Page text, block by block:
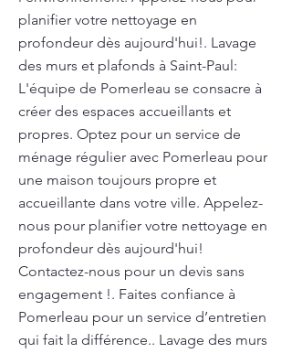
planifier votre nettoyage en
profondeur dès aujourd'hui!. Lavage
des murs et plafonds à Saint-Paul:
L'équipe de Pomerleau se consacre à
créer des espaces accueillants et
propres. Optez pour un service de
ménage régulier avec Pomerleau pour
une maison toujours propre et
accueillante dans votre ville. Appelez-
nous pour planifier votre nettoyage en
profondeur dès aujourd'hui!
Contactez-nous pour un devis sans
engagement !. Faites confiance à
Pomerleau pour un service d’entretien
qui fait la différence.. Lavage des murs